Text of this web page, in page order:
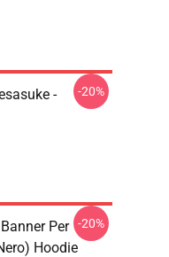
-
-20%
Per
Hoodie
-20%